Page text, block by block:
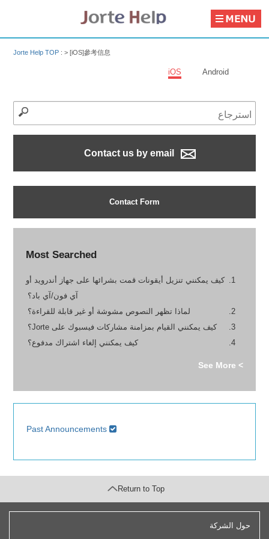
Jorte Help TOP : >[iOS]參考信息
Android
iOS
Contact Form
Most Searched
كيف يمكنني تنزيل أيقونات قمت بشرائها على جهاز أندرويد أو
آي فون/آي باد؟
لماذا تظهر النصوص مشوشة أو غير قابلة للقراءة؟
كيف يمكنني القيام بمزامنة مشاركات فيسبوك على Jorte؟
كيف يمكنني إلغاء اشتراك مدفوع؟
> See More
Past Announcements
حول الشركة
Return to Top